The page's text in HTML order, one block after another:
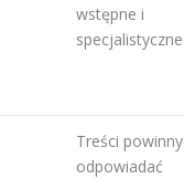
wstępne i
specjalistyczne
Treści powinny
odpowiadać